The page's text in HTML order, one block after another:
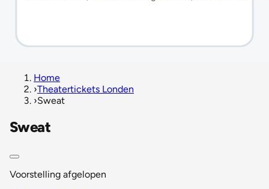
Home
›Theatertickets Londen
›Sweat
Sweat
Voorstelling afgelopen